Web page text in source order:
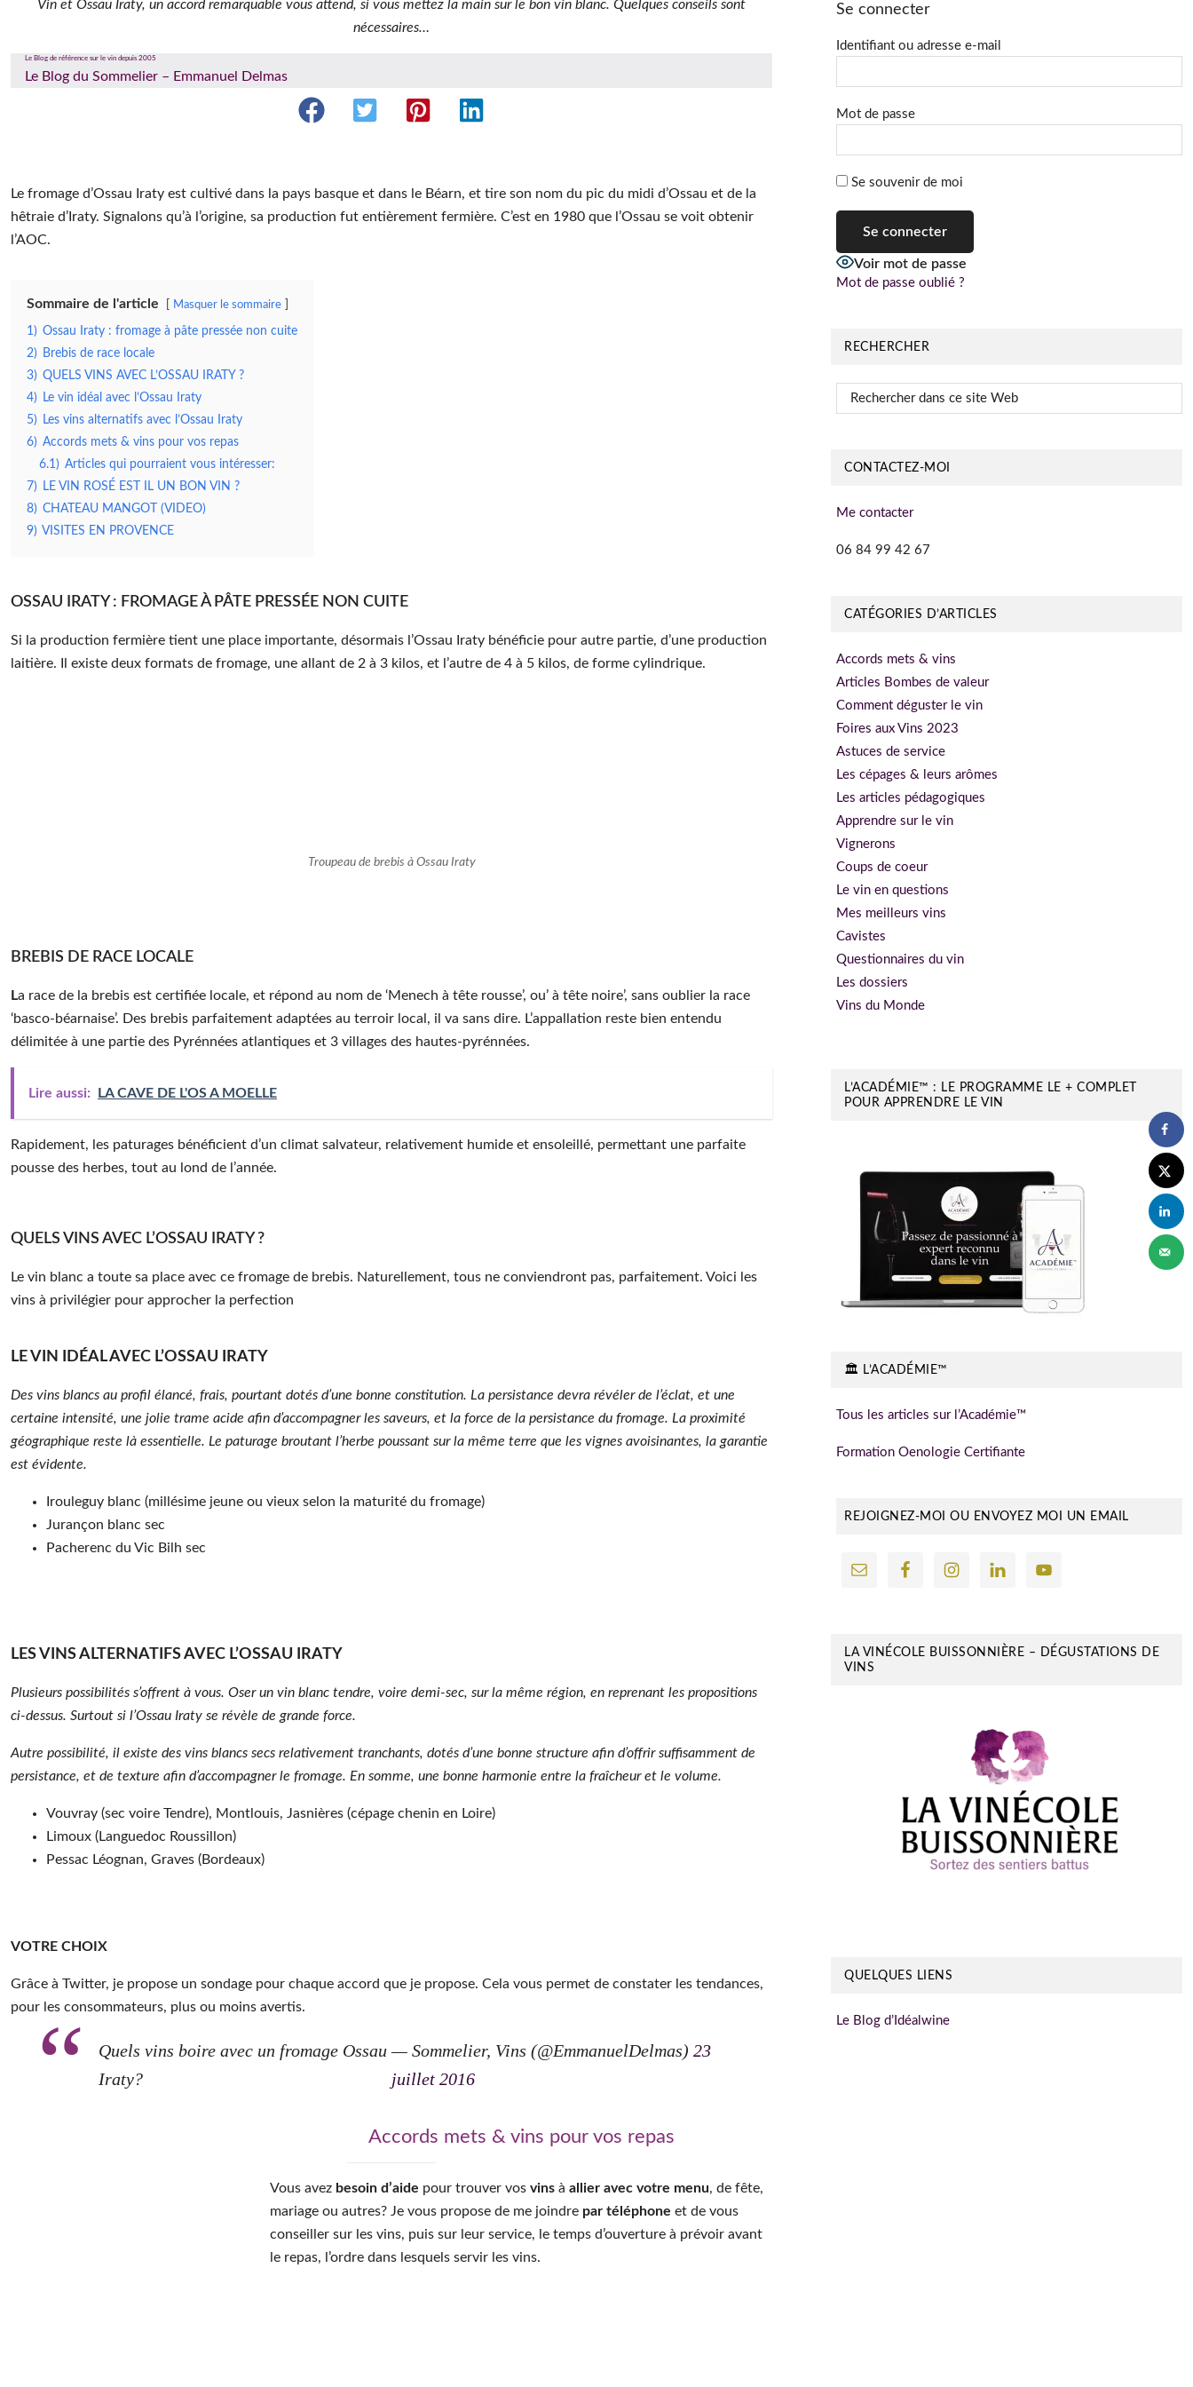
Vin et Ossau Iraty, un accord remarquable vous attend, si vous mettez la main sur le bon vin blanc. Quelques conseils sont
nécessaires…
Le Blog de référence sur le vin depuis 2005
Le Blog du Sommelier – Emmanuel Delmas
Le fromage d’Ossau Iraty est cultivé dans la pays basque et dans le Béarn, et tire son nom du pic du midi d’Ossau et de la
hêtraie d’Iraty. Signalons qu’à l’origine, sa production fut entièrement fermière. C’est en 1980 que l’Ossau se voit obtenir
l’AOC.
Sommaire de l'article Masquer le sommaire
1) Ossau Iraty : fromage à pâte pressée non cuite
2) Brebis de race locale
3) QUELS VINS AVEC L’OSSAU IRATY ?
4) Le vin idéal avec l’Ossau Iraty
5) Les vins alternatifs avec l’Ossau Iraty
6) Accords mets & vins pour vos repas
6.1) Articles qui pourraient vous intéresser:
7) LE VIN ROSÉ EST IL UN BON VIN ?
8) CHATEAU MANGOT (VIDEO)
9) VISITES EN PROVENCE
OSSAU IRATY : FROMAGE À PÂTE PRESSÉE NON CUITE
Si la production fermière tient une place importante, désormais l’Ossau Iraty bénéficie pour autre partie, d’une production
laitière. Il existe deux formats de fromage, une allant de 2 à 3 kilos, et l’autre de 4 à 5 kilos, de forme cylindrique.
La race de la brebis est certifiée locale, et répond au nom de ‘Menech à tête rousse’, ou’ à tête noire’, sans oublier la race
‘basco-béarnaise’. Des brebis parfaitement adaptées au terroir local, il va sans dire. L’appallation reste bien entendu
délimitée à une partie des Pyrénnées atlantiques et 3 villages des hautes-pyrénnées.
Lire aussi: LA CAVE DE L'OS A MOELLE
Rapidement, les paturages bénéficient d’un climat salvateur, relativement humide et ensoleillé, permettant une parfaite
Le vin blanc a toute sa place avec ce fromage de brebis. Naturellement, tous ne conviendront pas, parfaitement. Voici les
Des vins blancs au profil élancé, frais, pourtant dotés d’une bonne constitution. La persistance devra révéler de l’éclat, et une
certaine intensité, une jolie trame acide afin d’accompagner les saveurs, et la force de la persistance du fromage. La proximité
géographique reste là essentielle. Le paturage broutant l’herbe poussant sur la même terre que les vignes avoisinantes, la garantie
Irouleguy blanc (millésime jeune ou vieux selon la maturité du fromage)
Jurançon blanc sec
Plusieurs possibilités s’offrent à vous. Oser un vin blanc tendre, voire demi-sec, sur la même région, en reprenant les propositions
Autre possibilité, il existe des vins blancs secs relativement tranchants, dotés d’une bonne structure afin d’offrir suffisamment de
Vouvray (sec voire Tendre), Montlouis, Jasnières (cépage chenin en Loire)
Limoux (Languedoc Roussillon)
Grâce à Twitter, je propose un sondage pour chaque accord que je propose. Cela vous permet de constater les tendances,
pour les consommateurs, plus ou moins avertis.
Quels vins boire avec un fromage Ossau
— Sommelier, Vins (@EmmanuelDelmas)
Vous avezbesoin d’aidepour trouver vosvinsàallier avec votre menu , de fête,
mariage ou autres? Je vous propose de me joindrepar téléphoneet de vous
conseiller sur les vins, puis sur leur service, le temps d’ouverture à prévoir avant
Se connecter
Identifiant ou adresse e-mail
Mot de passe
Se souvenir de moi
Voir mot de passe
Mot de passe oublié ?
RECHERCHER
Rechercher
dans
Web
CONTACTEZ-MOI
Me contacter
06 84 99 42 67
CATÉGORIES D’ARTICLES
Accords mets & vins
Articles Bombes de valeur
Comment déguster le vin
Foires aux Vins 2023
Astuces de service
Les cépages & leurs arômes
Les articles pédagogiques
Apprendre sur le vin
Vignerons
Coups de coeur
Le vin en questions
Mes meilleurs vins
Cavistes
Questionnaires du vin
Les dossiers
Vins du Monde
L’ACADÉMIE™ : LE PROGRAMME LE + COMPLET
POUR APPRENDRE LE VIN
🏛️ L’ACADÉMIE™
Tous les articles sur l’Académie™
Formation Oenologie Certifiante
REJOIGNEZ-MOI OU ENVOYEZ MOI UN EMAIL
LA VINÉCOLE BUISSONNIÈRE – DÉGUSTATIONS DE
VINS
QUELQUES LIENS
Le Blog d’Idéalwine